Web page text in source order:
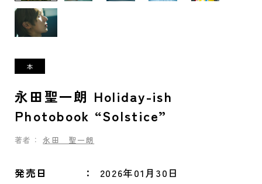
永田聖一朗 Holiday-ish
Photobook “Solstice”
著者： 永田 聖一朗
発売日 2026年01月30日